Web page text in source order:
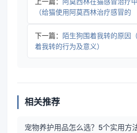
（给猫使用阿莫西林治疗感冒的
下一篇： 陌生狗围着我转的原因
着我转的行为及意义）
相关推荐
宠物养护用品怎么选？5个实用方